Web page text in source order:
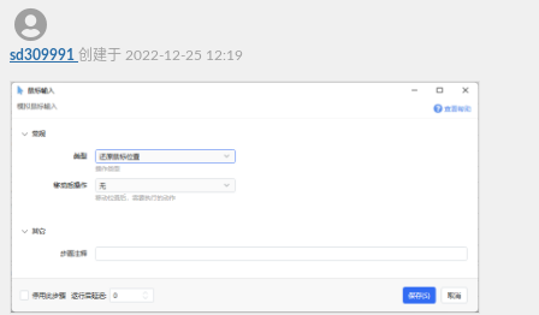
sd309991 创建于 2022-12-25 12:19